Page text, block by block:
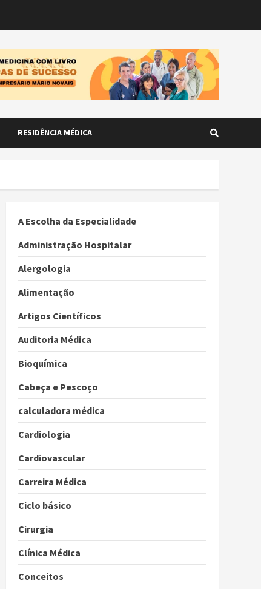
RESIDÊNCIA MÉDICA
A Escolha da Especialidade
Administração Hospitalar
Alergologia
Alimentação
Artigos Científicos
Auditoria Médica
Bioquímica
Cabeça e Pescoço
calculadora médica
Cardiologia
Cardiovascular
Carreira Médica
Ciclo básico
Cirurgia
Clínica Médica
Conceitos